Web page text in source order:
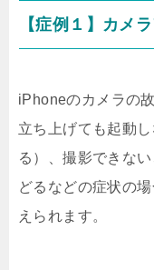
【症例１】カメ
iPhoneのカメラの
立ち上げても起動
る）、撮影できな
どるなどの症状の
えられます。